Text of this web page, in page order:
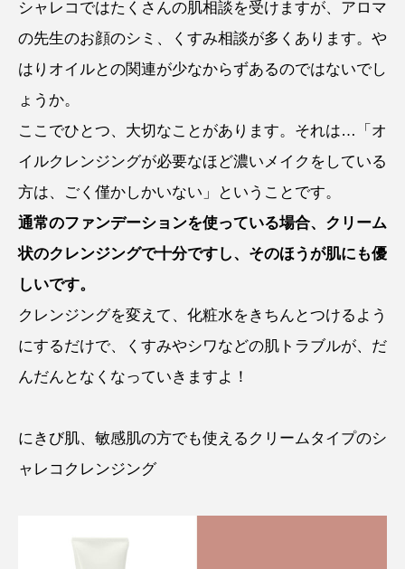
シャレコではたくさんの肌相談を受けますが、アロマ
の先生のお顔のシミ、くすみ相談が多くあります。や
はりオイルとの関連が少なからずあるのではないでし
ょうか。
ここでひとつ、大切なことがあります。それは…「オ
イルクレンジングが必要なほど濃いメイクをしている
方は、ごく僅かしかいない」ということです。
通常のファンデーションを使っている場合、クリーム
状のクレンジングで十分ですし、そのほうが肌にも優
しいです。
クレンジングを変えて、化粧水をきちんとつけるよう
にするだけで、くすみやシワなどの肌トラブルが、だ
んだんとなくなっていきますよ！
にきび肌、敏感肌の方でも使えるクリームタイプのシ
ャレコクレンジング